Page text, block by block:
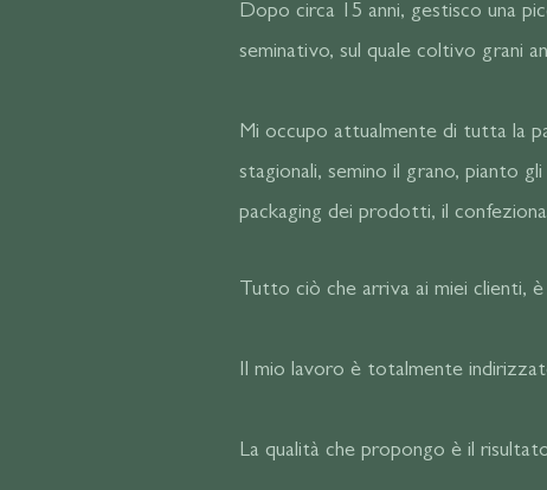
Dopo circa 15 anni, gestisco una
seminativo, sul quale coltivo grani
Mi occupo attualmente di tutta la
stagionali, semino il grano, pianto
packaging dei prodotti, il
Tutto ciò che arriva ai miei clienti,
Il mio lavoro è totalmente
La qualità che propongo è il